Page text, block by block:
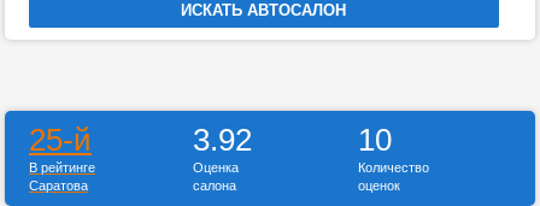
25-й
В рейтинге
Саратова
3.92
Оценка
салона
10
Количество
оценок